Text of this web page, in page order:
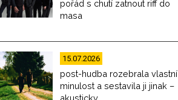
pořád s chutí zatnout riff do
masa
15.07.2026
post-hudba rozebrala vlastní
minulost a sestavila ji jinak –
akusticky